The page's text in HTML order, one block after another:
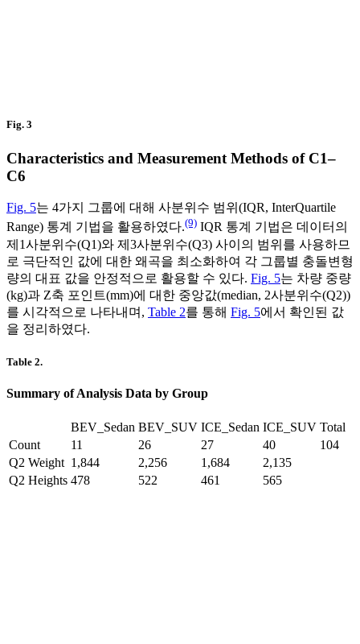
Fig. 3
Characteristics and Measurement Methods of C1–
C6
Fig. 5는 4가지 그룹에 대해 사분위수 범위(IQR, InterQuartile
Range) 통계 기법을 활용하였다.(9) IQR 통계 기법은 데이터의
제1사분위수(Q1)와 제3사분위수(Q3) 사이의 범위를 사용하므
로 극단적인 값에 대한 왜곡을 최소화하여 각 그룹별 충돌변형
량의 대표 값을 안정적으로 활용할 수 있다. Fig. 5는 차량 중량
(kg)과 Z축 포인트(mm)에 대한 중앙값(median, 2사분위수(Q2))
를 시각적으로 나타내며, Table 2를 통해 Fig. 5에서 확인된 값
을 정리하였다.
Table 2.
Summary of Analysis Data by Group
BEV_Sedan BEV_SUV ICE_Sedan ICE_SUV Total
Count
11 26 27 40
104
Q2 Weight 1,844 2,256 1,684
2,135
Q2 Heights 478 522 461 565